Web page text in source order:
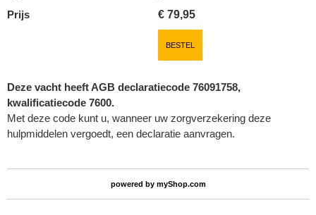
Prijs
€ 79,95
BESTEL
Deze vacht heeft AGB declaratiecode 76091758,
kwalificatiecode 7600.
Met deze code kunt u, wanneer uw zorgverzekering deze
hulpmiddelen vergoedt, een declaratie aanvragen.
powered by myShop.com